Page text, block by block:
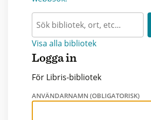
Visa alla bibliotek
Logga in
För Libris-bibliotek
ANVÄNDARNAMN (OBLIGATORISK)